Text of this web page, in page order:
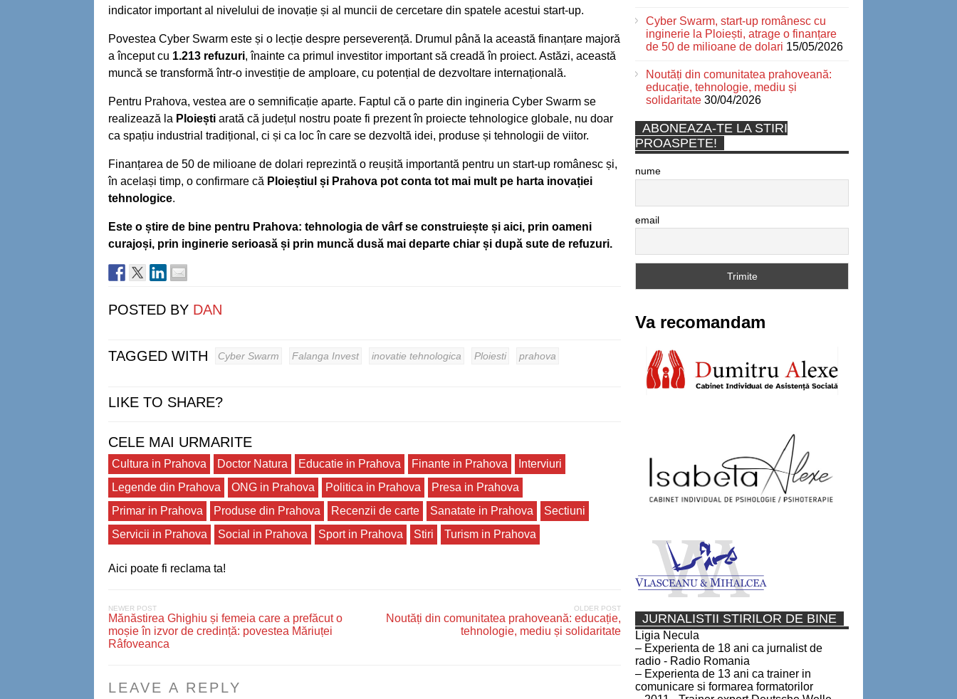
indicator important al nivelului de inovație și al muncii de cercetare din spatele acestui start-up.
Povestea Cyber Swarm este și o lecție despre perseverență. Drumul până la această finanțare majoră
a început cu 1.213 refuzuri, înainte ca primul investitor important să creadă în proiect. Astăzi, această
muncă se transformă într-o investiție de amploare, cu potențial de dezvoltare internațională.
Pentru Prahova, vestea are o semnificație aparte. Faptul că o parte din ingineria Cyber Swarm se
realizează la Ploiești arată că județul nostru poate fi prezent în proiecte tehnologice globale, nu doar
ca spațiu industrial tradițional, ci și ca loc în care se dezvoltă idei, produse și tehnologii de viitor.
Finanțarea de 50 de milioane de dolari reprezintă o reușită importantă pentru un start-up românesc și,
în același timp, o confirmare că Ploieștiul și Prahova pot conta tot mai mult pe harta inovației
tehnologice.
Este o știre de bine pentru Prahova: tehnologia de vârf se construiește și aici, prin oameni
curajoși, prin inginerie serioasă și prin muncă dusă mai departe chiar și după sute de refuzuri.
POSTED BY DAN
TAGGED WITH Cyber Swarm Falanga Invest inovatie tehnologica Ploiesti prahova
LIKE TO SHARE?
CELE MAI URMARITE
Cultura in Prahova Doctor Natura Educatie in Prahova Finante in Prahova
Interviuri
Legende din Prahova
ONG in Prahova Politica in Prahova
Presa in Prahova
Primar in Prahova
Produse din Prahova Recenzii de carte Sanatate in Prahova
Sectiuni
Servicii in Prahova
Social in Prahova Sport in Prahova Stiri Turism in Prahova
Aici poate fi reclama ta!
NEWER POST
Mănăstirea Ghighiu și femeia care a prefăcut o
moșie în izvor de credință: povestea Măriuței
Râfoveanca
OLDER POST
Noutăți din comunitatea prahoveană: educație,
tehnologie, mediu și solidaritate
LEAVE A REPLY
Cyber Swarm, start-up românesc cu
inginerie la Ploiești, atrage o finanțare
de 50 de milioane de dolari 15/05/2026
Noutăți din comunitatea prahoveană:
educație, tehnologie, mediu și
solidaritate 30/04/2026
ABONEAZA-TE LA STIRI
PROASPETE!
nume
email
Va recomandam
JURNALISTII STIRILOR DE BINE
Ligia Necula
– Experienta de 18 ani ca jurnalist de
radio - Radio Romania
– Experienta de 13 ani ca trainer in
comunicare si formarea formatorilor